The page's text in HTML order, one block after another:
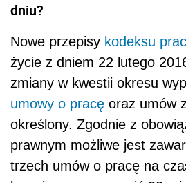
dniu?
Nowe przepisy kodeksu
życie z dniem 22 lutego
zmiany w kwestii okresu
umowy o pracę oraz umów
określony. Zgodnie z
prawnym możliwe jest
trzech umów o pracę na